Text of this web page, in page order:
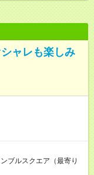
ャレも楽しみ
ブルスクエア（最寄り